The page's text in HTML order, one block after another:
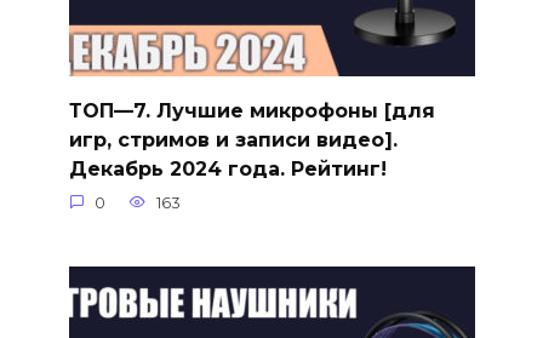
ТОП—7. Лучшие микрофоны [для
игр, стримов и записи видео].
Декабрь 2024 года. Рейтинг!
0 163